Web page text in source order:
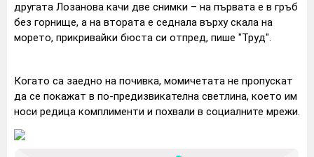
другата Лозанова качи две снимки – на първата е в гръб
без горнище, а на втората е седнала върху скала на
морето, прикривайки бюста си отпред, пише "Труд".
Когато са заедно на почивка, момичетата не пропускат
да се покажат в по-предизвикателна светлина, което им
носи редица комплименти и похвали в социалните мрежи.